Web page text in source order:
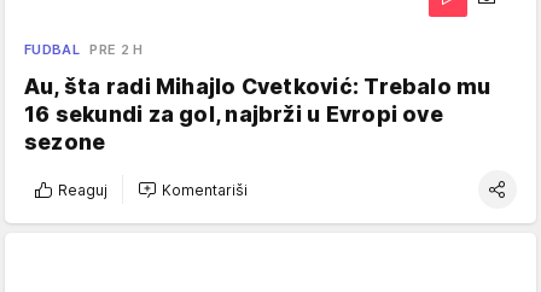
FUDBAL PRE 2 H
Au, šta radi Mihajlo Cvetković: Trebalo mu
16 sekundi za gol, najbrži u Evropi ove
sezone
Reaguj Komentariši